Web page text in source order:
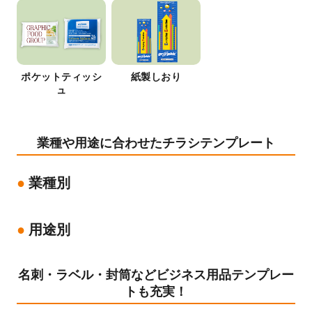
ポケットティッシ
ュ
紙製しおり
業種や用途に合わせたチラシテンプレート
業種別
用途別
名刺・ラベル・封筒などビジネス用品テンプレー
トも充実！